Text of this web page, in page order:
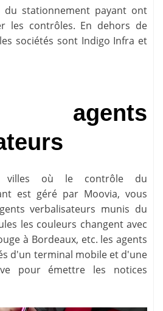
du stationnement payant ont
les contrôles. En dehors de
sociétés sont Indigo Infra et
villes où le contrôle du
est géré par Moovia, vous
verbalisateurs munis du
les couleurs changent avec
à Bordeaux, etc. les agents
d'un terminal mobile et d'une
pour émettre les notices